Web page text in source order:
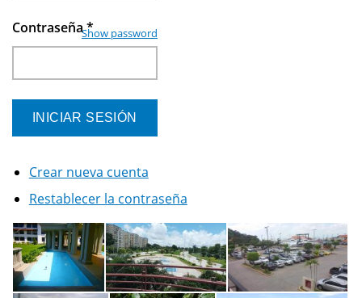
Contraseña*
Show password
Crear nueva cuenta
Restablecer la contraseña